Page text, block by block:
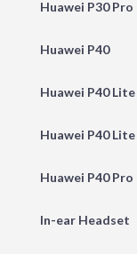
Huawei P30 Pro
Huawei P40
Huawei P40 Lite
Huawei P40 Lite
Huawei P40 Pro
In-ear Headset